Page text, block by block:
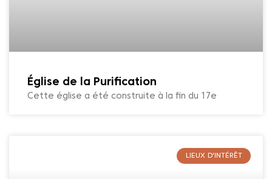
Église de la Purification
Cette église a été construite à la fin du 17e
LIEUX D'INTÉRÊT